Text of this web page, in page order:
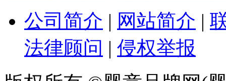
公司简介 | 网站简介 |
法律顾问 | 侵权举报